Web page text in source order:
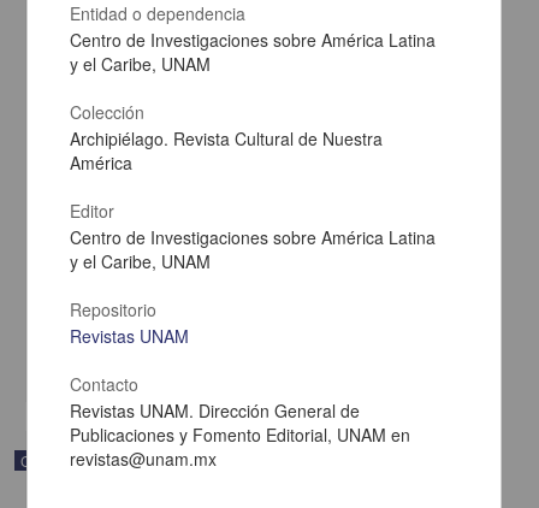
Carta de Zeferino Pérez, el general Antonio Rábago se encuentra
en la ranchería de Samalayuca
[sin fecha]
Multidisciplina
Correspondencia postal
Entidad o dependencia
Centro de Investigaciones sobre América Latina
y el Caribe, UNAM
Colección
Archipiélago. Revista Cultural de Nuestra
América
Editor
Centro de Investigaciones sobre América Latina
y el Caribe, UNAM
Repositorio
Revistas UNAM
Contacto
Revistas UNAM. Dirección General de
Publicaciones y Fomento Editorial, UNAM en
revistas@unam.mx